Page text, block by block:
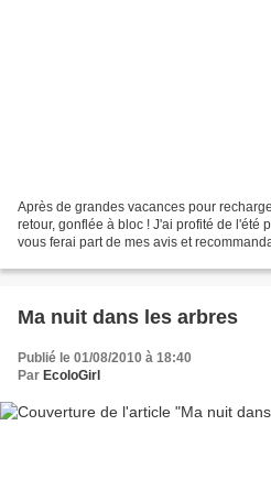
Après de grandes vacances pour
retour, gonflée à bloc ! J'ai profité de l'été
vous ferai part de mes avis et
Ma nuit dans les arbres
Publié le 01/08/2010 à 18:40
Par EcoloGirl